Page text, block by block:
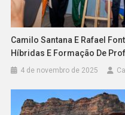
Camilo Santana E Rafael
Híbridas E Formação De
4 de novembro de 2025